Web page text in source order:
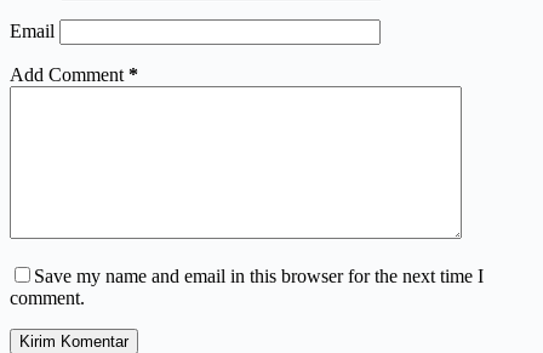
Email
Add Comment*
Save my name and email in this browser for the next time I
comment.
Kirim Komentar